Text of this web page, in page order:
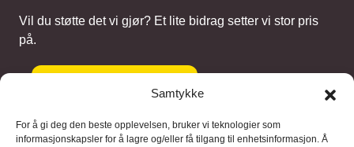
Samtykke
For å gi deg den beste opplevelsen, bruker vi teknologier som
informasjonskapsler for å lagre og/eller få tilgang til enhetsinformasjon. Å
Vil du støtte det vi gjør? Et lite bidrag setter vi stor pris
på.
Gi et bidrag